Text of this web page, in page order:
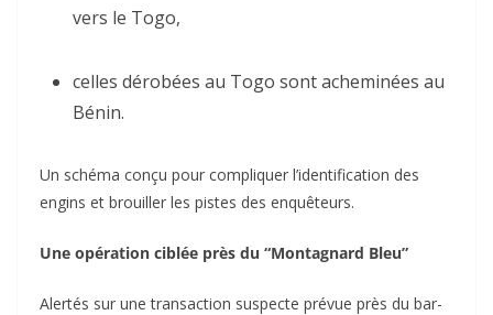
vers le Togo,
celles dérobées au Togo sont acheminées au
Bénin.
Un schéma conçu pour compliquer l’identification des
engins et brouiller les pistes des enquêteurs.
Une opération ciblée près du “Montagnard Bleu”
Alertés sur une transaction suspecte prévue près du bar-